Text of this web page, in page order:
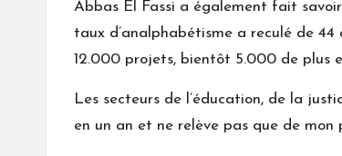
Abbas El Fassi a également fait
taux d’analphabétisme a reculé de
12.000 projets, bientôt 5.000 de plus
Les secteurs de l’éducation, de la
en un an et ne relève pas que de mon